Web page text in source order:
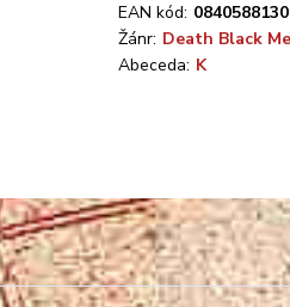
EAN kód:
Žánr: Death Black
Abeceda: K